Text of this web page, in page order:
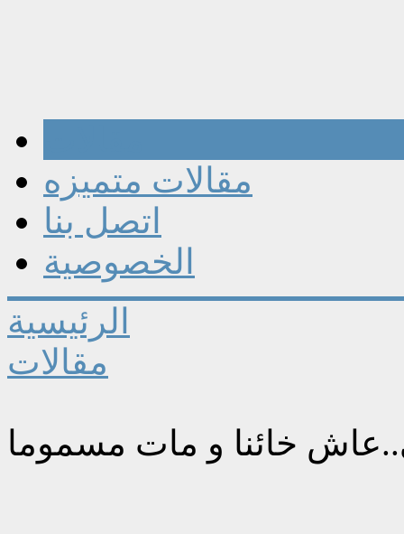
مقالات متميزه
اتصل بنا
الخصوصية
الرئيسية
مقالات
خائنا و مات مسموما